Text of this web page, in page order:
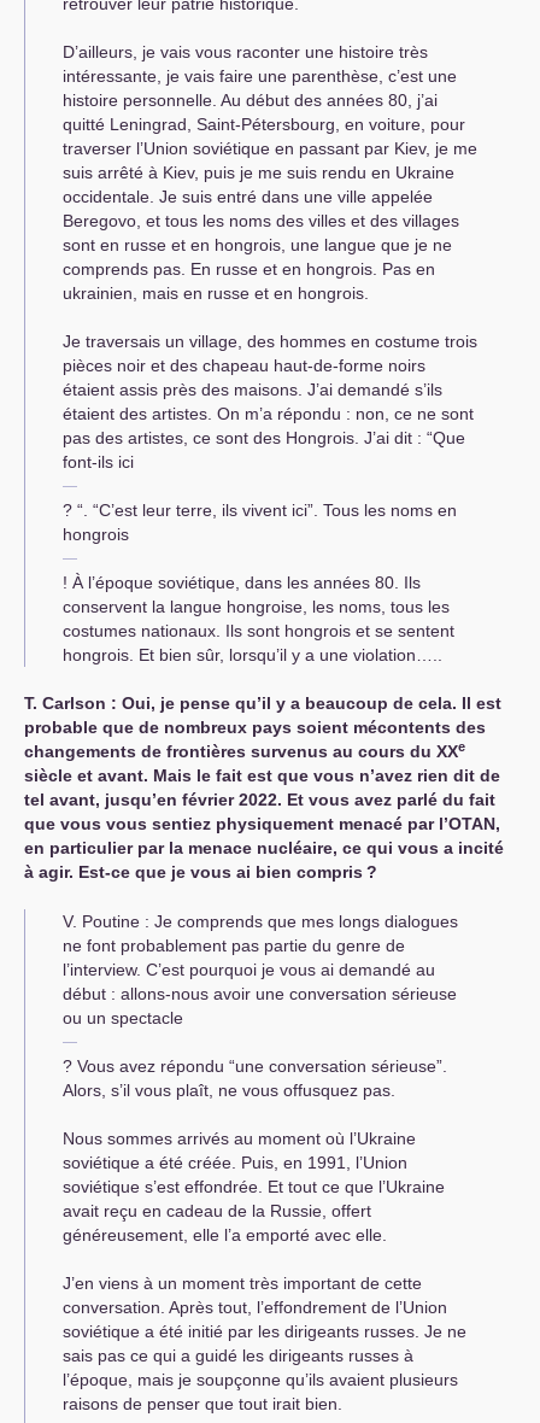
retrouver leur patrie historique.
D’ailleurs, je vais vous raconter une histoire très
intéressante, je vais faire une parenthèse, c’est une
histoire personnelle. Au début des années 80, j’ai
quitté Leningrad, Saint-Pétersbourg, en voiture, pour
traverser l’Union soviétique en passant par Kiev, je me
suis arrêté à Kiev, puis je me suis rendu en Ukraine
occidentale. Je suis entré dans une ville appelée
Beregovo, et tous les noms des villes et des villages
sont en russe et en hongrois, une langue que je ne
comprends pas. En russe et en hongrois. Pas en
ukrainien, mais en russe et en hongrois.
Je traversais un village, des hommes en costume trois
pièces noir et des chapeau haut-de-forme noirs
étaient assis près des maisons. J’ai demandé s’ils
étaient des artistes. On m’a répondu : non, ce ne sont
pas des artistes, ce sont des Hongrois. J’ai dit : “Que
font-ils ici
? “. “C’est leur terre, ils vivent ici”. Tous les noms en
hongrois
! À l’époque soviétique, dans les années 80. Ils
conservent la langue hongroise, les noms, tous les
costumes nationaux. Ils sont hongrois et se sentent
hongrois. Et bien sûr, lorsqu’il y a une violation…..
Т. Carlson : Oui, je pense qu’il y a beaucoup de cela. Il est
probable que de nombreux pays soient mécontents des
changements de frontières survenus au cours du XXe
siècle et avant. Mais le fait est que vous n’avez rien dit de
tel avant, jusqu’en février 2022. Et vous avez parlé du fait
que vous vous sentiez physiquement menacé par l’OTAN,
en particulier par la menace nucléaire, ce qui vous a incité
à agir. Est-ce que je vous ai bien compris?
V. Poutine : Je comprends que mes longs dialogues
ne font probablement pas partie du genre de
l’interview. C’est pourquoi je vous ai demandé au
début : allons-nous avoir une conversation sérieuse
ou un spectacle
? Vous avez répondu “une conversation sérieuse”.
Alors, s’il vous plaît, ne vous offusquez pas.
Nous sommes arrivés au moment où l’Ukraine
soviétique a été créée. Puis, en 1991, l’Union
soviétique s’est effondrée. Et tout ce que l’Ukraine
avait reçu en cadeau de la Russie, offert
généreusement, elle l’a emporté avec elle.
J’en viens à un moment très important de cette
conversation. Après tout, l’effondrement de l’Union
soviétique a été initié par les dirigeants russes. Je ne
sais pas ce qui a guidé les dirigeants russes à
l’époque, mais je soupçonne qu’ils avaient plusieurs
raisons de penser que tout irait bien.